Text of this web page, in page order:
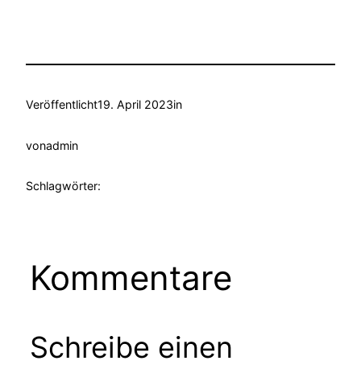
Veröffentlicht19. April 2023in
vonadmin
Schlagwörter:
Kommentare
Schreibe einen